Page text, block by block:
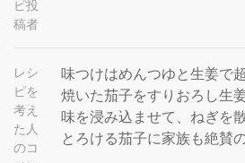
ピ投
稿者
レシ
ピを
考え
た人
のコ
味つけはめんつゆと生姜で
焼いた茄子をすりおろし生
味を浸み込ませて、ねぎを
とろける茄子に家族も絶賛